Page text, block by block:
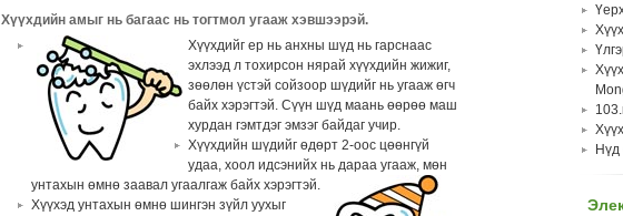
юм
Нүд
Хүүхдийн амыг нь багаас нь тогтмол угааж хэвшээрэй.
Хүүхдийг ер нь анхны шүд нь гарснаас
эхлээд л тохирсон нярай хүүхдийн жижиг,
зөөлөн үстэй сойзоор шүдийг нь угааж өгч
байх хэрэгтэй. Сүүн шүд маань өөрөө маш
хурдан гэмтдэг эмзэг байдаг учир.
Хүүхдийн шүдийг өдөрт 2-оос цөөнгүй
удаа, хоол идсэнийх нь дараа угааж, мөн
унтахын өмнө заавал угаалгаж байх хэрэгтэй.
Хүүхэд унтахын өмнө шингэн зүйл уухыг